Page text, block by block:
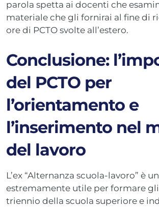
parola spetta ai docenti che
materiale che gli fornirai al fine di
ore di PCTO svolte all’estero.
Conclusione:
del PCTO per
l’orientamento e
l’inserimento nel
del lavoro
L’ex “Alternanza scuola-lavoro” è
estremamente utile per formare
triennio della scuola superiore e